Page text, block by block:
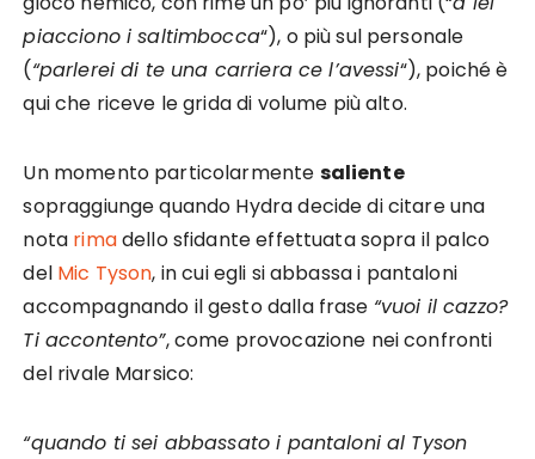
piacciono i saltimbocca“), o più sul personale
(“parlerei di te una carriera ce l’avessi“), poiché è
qui che riceve le grida di volume più alto.
Un momento particolarmente saliente
sopraggiunge quando Hydra decide di citare una
nota rimadello sfidante effettuata sopra il palco
del Mic Tyson, in cui egli si abbassa i pantaloni
accompagnando il gesto dalla frase “vuoi il cazzo?
Ti accontento”, come provocazione nei confronti
del rivale Marsico:
“quando ti sei abbassato i pantaloni al Tyson